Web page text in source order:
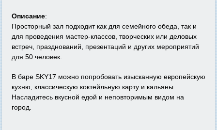
Описание:
Просторный зал подходит как для семейного обеда, так и
для проведения мастер-классов, творческих или деловых
встреч, празднований, презентаций и других мероприятий
для 50 человек.
В баре SKY17 можно попробовать изысканную европейскую
кухню, классическую коктейльную карту и кальяны.
Насладитесь вкусной едой и неповторимым видом на
город.